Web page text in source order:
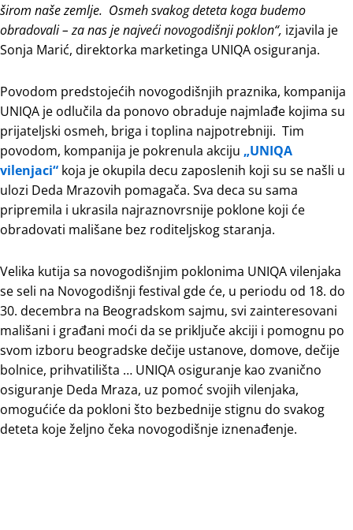
širom naše zemlje. Osmeh svakog deteta koga budemo
obradovali – za nas je najveći novogodišnji poklon“, izjavila je
Sonja Marić, direktorka marketinga UNIQA osiguranja.
Povodom predstojećih novogodišnjih praznika, kompanija
UNIQA je odlučila da ponovo obraduje najmlađe kojima su
prijateljski osmeh, briga i toplina najpotrebniji. Tim
povodom, kompanija je pokrenula akciju „UNIQA
vilenjaci“ koja je okupila decu zaposlenih koji su se našli u
ulozi Deda Mrazovih pomagača. Sva deca su sama
pripremila i ukrasila najraznovrsnije poklone koji će
obradovati mališane bez roditeljskog staranja.
Velika kutija sa novogodišnjim poklonima UNIQA vilenjaka
se seli na Novogodišnji festival gde će, u periodu od 18. do
30. decembra na Beogradskom sajmu, svi zainteresovani
mališani i građani moći da se priključe akciji i pomognu po
svom izboru beogradske dečije ustanove, domove, dečije
bolnice, prihvatilišta … UNIQA osiguranje kao zvanično
osiguranje Deda Mraza, uz pomoć svojih vilenjaka,
omogućiće da pokloni što bezbednije stignu do svakog
deteta koje željno čeka novogodišnje iznenađenje.